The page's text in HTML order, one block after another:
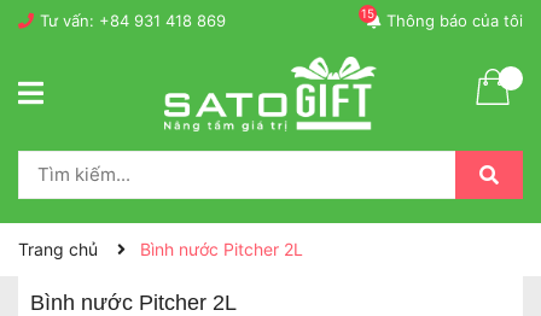
Tư vấn: +84 931 418 869 Thông báo của tôi
15
Trang chủ Bình nước Pitcher 2L
Bình nước Pitcher 2L